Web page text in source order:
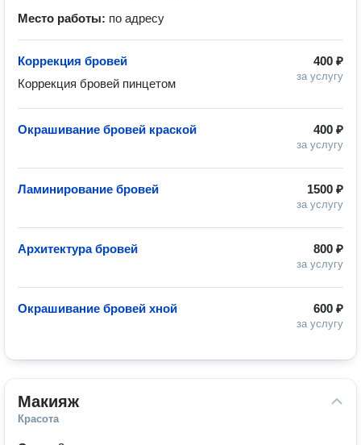
Место работы: по адресу
400 ₽
за услугу
Коррекция бровей
Коррекция бровей пинцетом
400 ₽
за услугу
Окрашивание бровей краской
1500 ₽
за услугу
Ламинирование бровей
800 ₽
за услугу
Архитектура бровей
600 ₽
за услугу
Окрашивание бровей хной
Макияж
Красота